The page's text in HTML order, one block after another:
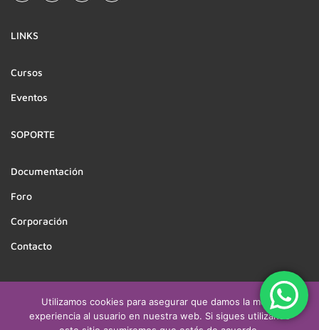
LINKS
Cursos
Eventos
SOPORTE
Documentación
Foro
Corporación
Contacto
Derechos reservados a CEATSO | Desarrollado por
Utilizamos cookies para asegurar que damos la mejor
experiencia al usuario en nuestra web. Si sigues utilizando